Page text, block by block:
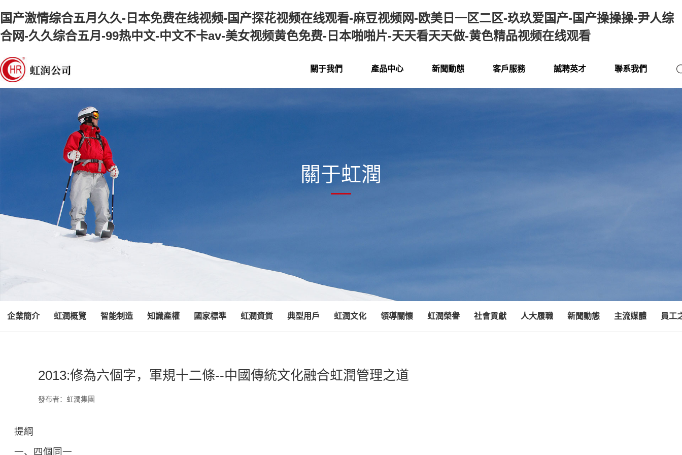
国产激情综合五月久久-日本免费在线视频-国产探花视频在线观看-麻豆视频网-欧美日一区二区-玖玖爱国产-国产操操操-尹人综
合网-久久综合五月-99热中文-中文不卡av-美女视频黄色免费-日本啪啪片-天天看天天做-黄色精品视频在线观看
關于我們 產品中心 新聞動態 客戶服務 誠聘英才 聯系我們
關于虹潤
企業簡介 虹潤概覽 智能制造 知識產權 國家標準 虹潤資質 典型用戶 虹潤文化 領導關懷 虹潤榮譽 社會貢獻 人大履職 新聞動態 主流媒體 員工
2013:修為六個字，軍規十二條--中國傳統文化融合虹潤管理之道
發布者：虹潤集團
提綱
一、四個同一